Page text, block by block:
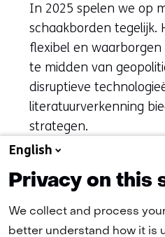
In 2025 spelen we op
schaakborden tegelijk.
flexibel en
te midden van
disruptieve
literatuurverkenning
strategen.
(naar homepage)
English
Privacy on this
We collect and process
better understand how it is